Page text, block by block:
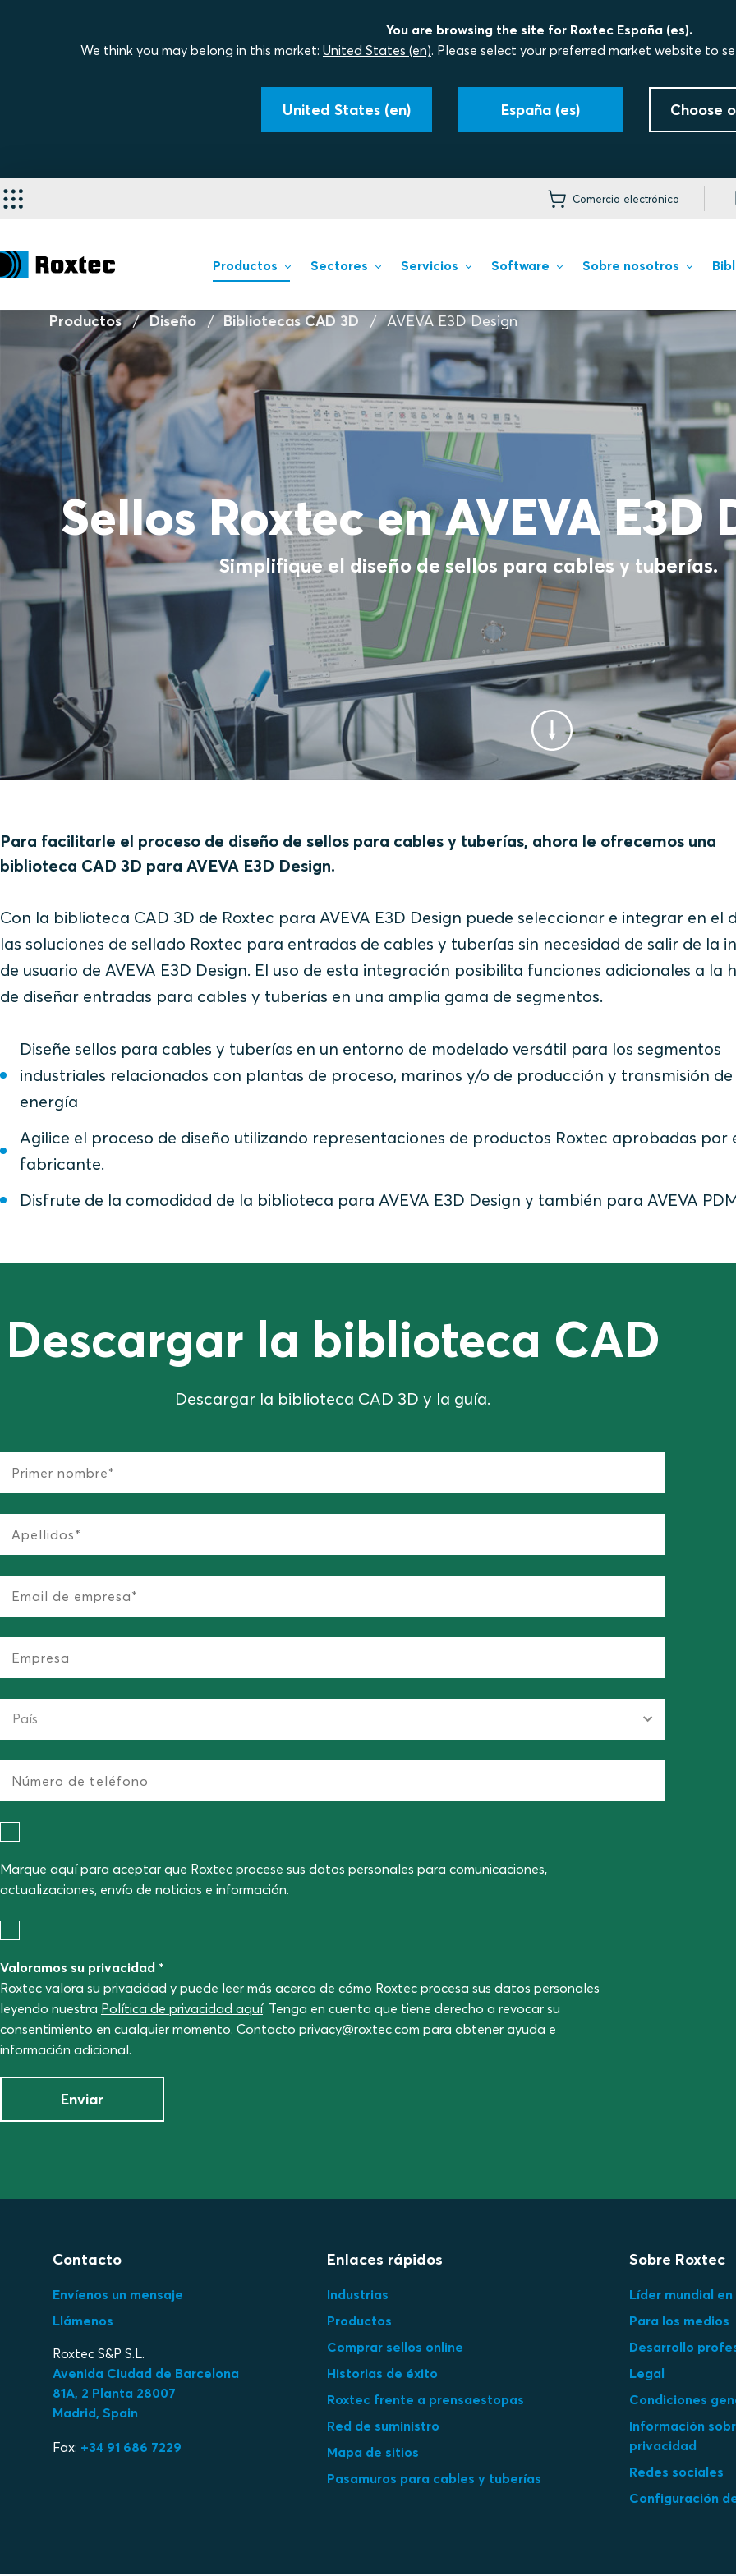
You are browsing the site for Roxtec España (es).
We think you may belong in this market: United States (en). Please select your preferred market website to
United States (en) España (es) Choose
Comercio electrónico
Productos Sectores Servicios Software Sobre nosotros
Productos Diseño Bibliotecas CAD 3D AVEVA E3D Design
Sellos Roxtec en AVEVA E3D
Simplifique el diseño de sellos para cables y tuberías.
Para facilitarle el proceso de diseño de sellos para cables y tuberías, ahora le ofrecemos una
biblioteca CAD 3D para AVEVA E3D Design.
Con la biblioteca CAD 3D de Roxtec para AVEVA E3D Design puede seleccionar e integrar en el
las soluciones de sellado Roxtec para entradas de cables y tuberías sin necesidad de salir de la
de usuario de AVEVA E3D Design. El uso de esta integración posibilita funciones adicionales a la
de diseñar entradas para cables y tuberías en una amplia gama de segmentos.
Diseñe sellos para cables y tuberías en un entorno de modelado versátil para los segmentos
industriales relacionados con plantas de proceso, marinos y/o de producción y transmisión de
energía
Agilice el proceso de diseño utilizando representaciones de productos Roxtec aprobadas por
fabricante.
Disfrute de la comodidad de la biblioteca para AVEVA E3D Design y también para AVEVA
Descargar la biblioteca CAD
Descargar la biblioteca CAD 3D y la guía.
Marque aquí para aceptar que Roxtec procese sus datos personales para comunicaciones,
actualizaciones, envío de noticias e información.
Valoramos su privacidad *
Roxtec valora su privacidad y puede leer más acerca de cómo Roxtec procesa sus datos personales
leyendo nuestra Política de privacidad aquí. Tenga en cuenta que tiene derecho a revocar su
consentimiento en cualquier momento. Contacto privacy@roxtec.com para obtener ayuda e
información adicional.
Enviar
Contacto
Envíenos un mensaje
Llámenos
Roxtec S&P S.L.
Avenida Ciudad de Barcelona
81A, 2 Planta 28007
Madrid, Spain
Fax: +34 91 686 7229
Enlaces rápidos
Industrias
Productos
Comprar sellos online
Historias de éxito
Roxtec frente a prensaestopas
Red de suministro
Mapa de sitios
Pasamuros para cables y tuberías
Sobre Roxtec
Líder mundial en
Para los medios
Desarrollo
Legal
Condiciones
Información
privacidad
Redes sociales
Configuración